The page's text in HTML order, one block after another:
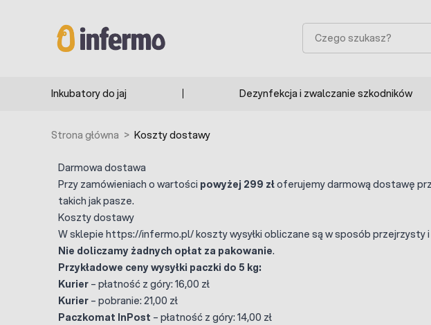
Szukaj
Inkubatory do jaj Dezynfekcja i zwalczanie szkodników
Strona główna > Koszty dostawy
Darmowa dostawa
Przy zamówieniach o wartości powyżej 299 złoferujemy darmową dostawę
takich jak pasze.
Koszty dostawy
W sklepie https://infermo.pl/ koszty wysyłki obliczane są w sposób
Nie doliczamy żadnych opłat za pakowanie.
Przykładowe ceny wysyłki paczki do 5 kg:
Kurier – płatność z góry: 16,00 zł
Kurier – pobranie: 21,00 zł
Paczkomat InPost – płatność z góry: 14,00 zł